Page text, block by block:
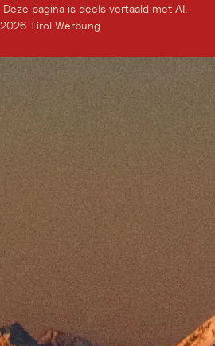
Deze pagina is deels vertaald met AI.
2026 Tirol Werbung